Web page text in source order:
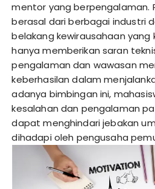
mentor yang berpengalaman.
berasal dari berbagai industri
belakang kewirausahaan yang
hanya memberikan saran
pengalaman dan wawasan
keberhasilan dalam
adanya bimbingan ini,
kesalahan dan pengalaman
dapat menghindari jebakan
dihadapi oleh pengusaha